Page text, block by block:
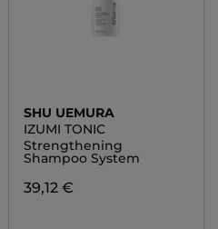
SHU UEMURA
IZUMI TONIC
Strengthening
Shampoo System
39,12 €